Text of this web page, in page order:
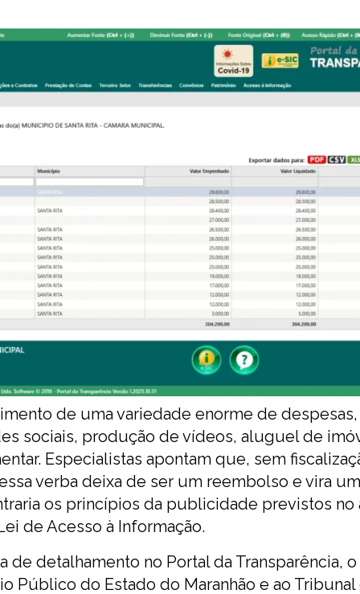
de uma variedade enorme de
sociais, produção de vídeos, aluguel de
Especialistas apontam que, sem
verba deixa de ser um reembolso e vira
os princípios da publicidade previstos no
de Acesso à Informação.
detalhamento no Portal da Transparência, o
Público do Estado do Maranhão e ao Tribunal